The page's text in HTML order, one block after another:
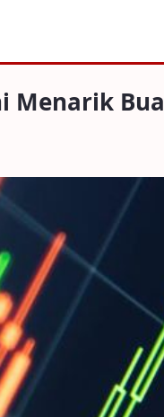
Buat Dilirik
Menarik